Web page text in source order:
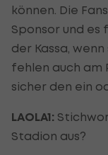
können. Die
Sponsor und
der Kassa,
fehlen auch am
sicher den ein
LAOLA1:
Stadion aus?